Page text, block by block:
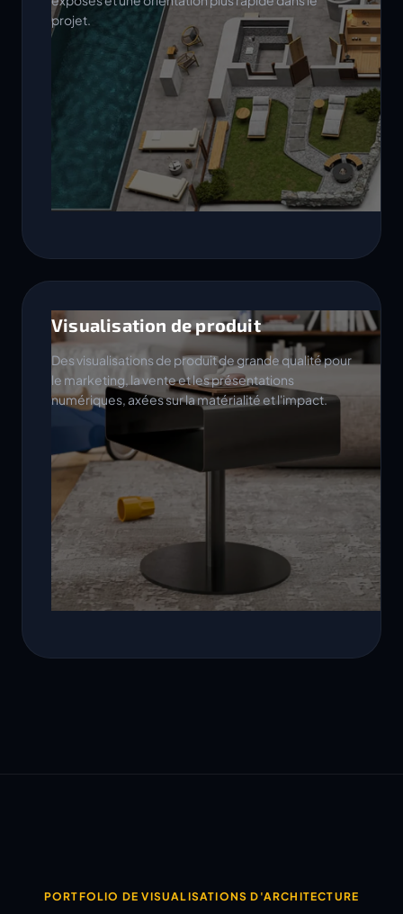
projet.
Visualisation de produit
Des visualisations de produit de grande qualité pour
le marketing, la vente et les présentations
numériques, axées sur la matérialité et l'impact.
PORTFOLIO DE VISUALISATIONS D'ARCHITECTURE